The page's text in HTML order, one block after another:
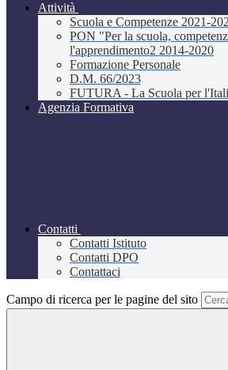
Attività
Scuola e Competenze 2021-
PON "Per la scuola,
l'apprendimento2 2014-2020
Formazione Personale
D.M. 66/2023
FUTURA - La Scuola per
Agenzia Formativa
Contatti
Contatti Istituto
Contatti DPO
Contattaci
Campo di ricerca per le pagine del sito